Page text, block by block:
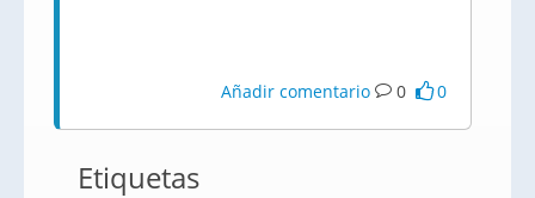
Añadir comentario 0 0
Etiquetas